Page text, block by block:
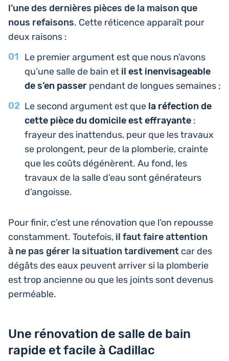
l’une des der­nières pièces de la maison que
nous refai­sons. Cette réti­cence appa­raît pour
deux raisons :
Le premier argu­ment est que nous n’avons
qu’une salle de bain et il est inen­vi­sa­geable
de s’en passer pendant de longues semaines ;
Le second argu­ment est que la réfec­tion de
cette pièce du domi­cile est effrayante :
frayeur des inat­ten­dus, peur que les travaux
se pro­longent, peur de la plom­be­rie, crainte
que les coûts dégé­nèrent. Au fond, les
travaux de la salle d’eau sont géné­ra­teurs
d’angoisse.
Pour finir, c’est une réno­va­tion que l’on repousse
constam­ment. Tou­te­fois, il faut faire atten­tion
à ne pas gérer la situa­tion tar­di­ve­ment car des
dégâts des eaux peuvent arriver si la plom­be­rie
est trop ancienne ou que les joints sont devenus
perméable.
Une rénovation de salle de bain
rapide et facile à Cadillac